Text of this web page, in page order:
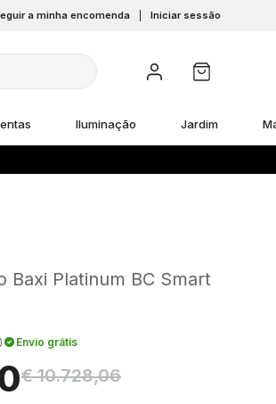
a minha encomenda Iniciar sessão
Iluminação Jardim
Baxi Platinum BC Smart
) Envio grátis
€ 10.728,06